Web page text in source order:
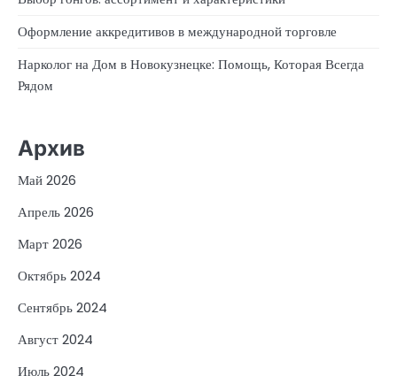
Оформление аккредитивов в международной торговле
Нарколог на Дом в Новокузнецке: Помощь, Которая Всегда
Рядом
Архив
Май 2026
Апрель 2026
Март 2026
Октябрь 2024
Сентябрь 2024
Август 2024
Июль 2024